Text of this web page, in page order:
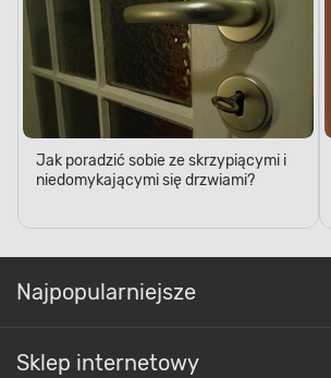
Jak poradzić sobie ze skrzypiącymi i
niedomykającymi się drzwiami?
Najpopularniejsze
Sklep internetowy